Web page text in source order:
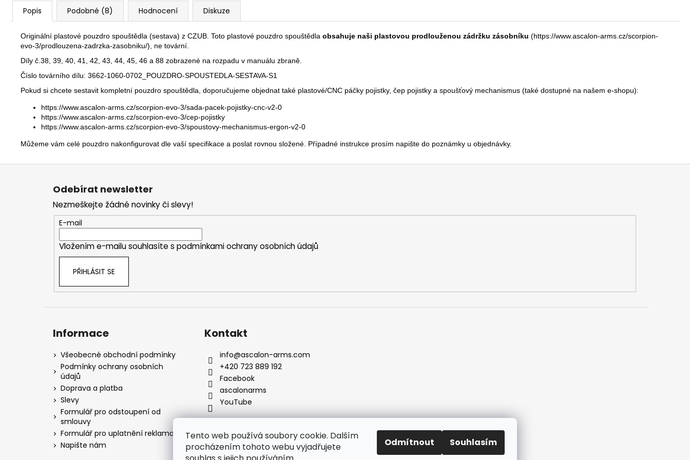
Tento web používá soubory cookie. Dalším
procházením tohoto webu vyjadřujete
Odmítnout Souhlasím
Popis Podobné (8) Hodnocení Diskuze
Originální plastové pouzdro spouštědla (sestava) z CZUB. Toto plastové pouzdro spouštědla obsahuje naši plastovou prodlouženou zádržku zásobníku (https://www.ascalon-arms.cz/scorpion-
evo-3/prodlouzena-zadrzka-zasobniku/), ne tovární.
Díly č.38, 39, 40, 41, 42, 43, 44, 45, 46 a 88 zobrazené na rozpadu v manuálu zbraně.
Číslo továrního dílu: 3662-1060-0702_POUZDRO-SPOUSTEDLA-SESTAVA-S1
Pokud si chcete sestavit kompletní pouzdro spouštědla, doporučujeme objednat také plastové/CNC páčky pojistky, čep pojistky a spoušťový mechanismus (také dostupné na našem e-shopu):
https://www.ascalon-arms.cz/scorpion-evo-3/sada-pacek-pojistky-cnc-v2-0
https://www.ascalon-arms.cz/scorpion-evo-3/cep-pojistky
https://www.ascalon-arms.cz/scorpion-evo-3/spoustovy-mechanismus-ergon-v2-0
Můžeme vám celé pouzdro nakonfigurovat dle vaší specifikace a poslat rovnou složené. Případné instrukce prosím napište do poznámky u objednávky.
Z
Odebírat newsletter
Nezmeškejte žádné novinky či slevy!
E-mail
Vložením e-mailu souhlasíte s podmínkami ochrany osobních údajů
PŘIHLÁSIT SE
Informace
Všeobecné obchodní podmínky
Podmínky ochrany osobních
údajů
Doprava a platba
Slevy
Formulář pro odstoupení od
smlouvy
Formulář pro uplatnění reklamace
Napište nám
Kontakt
info@ascalon-arms.com
+420 723 889 192
Facebook
ascalonarms
YouTube